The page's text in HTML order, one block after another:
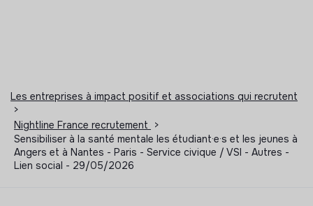
Les entreprises à impact positif et associations qui recrutent
>
Nightline France recrutement
>
Sensibiliser à la santé mentale les étudiant·e·s et les jeunes à
Angers et à Nantes - Paris - Service civique / VSI - Autres -
Lien social - 29/05/2026